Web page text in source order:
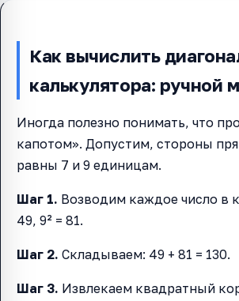
Как вычислить
калькулятора: ручной
Иногда полезно понимать, что
капотом». Допустим, стороны
равны 7 и 9 единицам.
Шаг 1. Возводим каждое число в
49, 9² = 81.
Шаг 2. Складываем: 49 + 81 = 130.
Шаг 3. Извлекаем квадратный